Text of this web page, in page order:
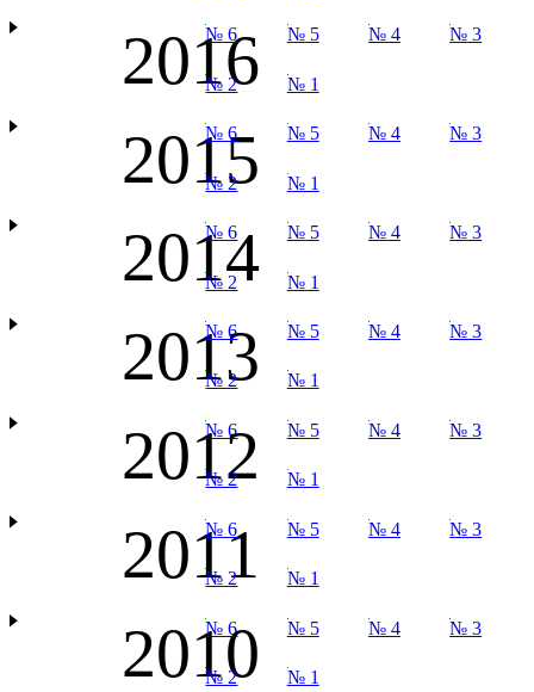
2016
№ 6 № 5 № 4 № 3
№ 2 № 1
2015
№ 6 № 5 № 4 № 3
№ 2 № 1
2014
№ 6 № 5 № 4 № 3
№ 2 № 1
2013
№ 6 № 5 № 4 № 3
№ 2 № 1
2012
№ 6 № 5 № 4 № 3
№ 2 № 1
2011
№ 6 № 5 № 4 № 3
№ 2 № 1
2010
№ 6 № 5 № 4 № 3
№ 2 № 1